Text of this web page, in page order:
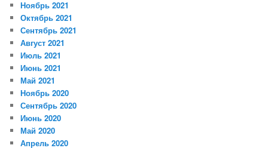
Ноябрь 2021
Октябрь 2021
Сентябрь 2021
Август 2021
Июль 2021
Июнь 2021
Май 2021
Ноябрь 2020
Сентябрь 2020
Июнь 2020
Май 2020
Апрель 2020